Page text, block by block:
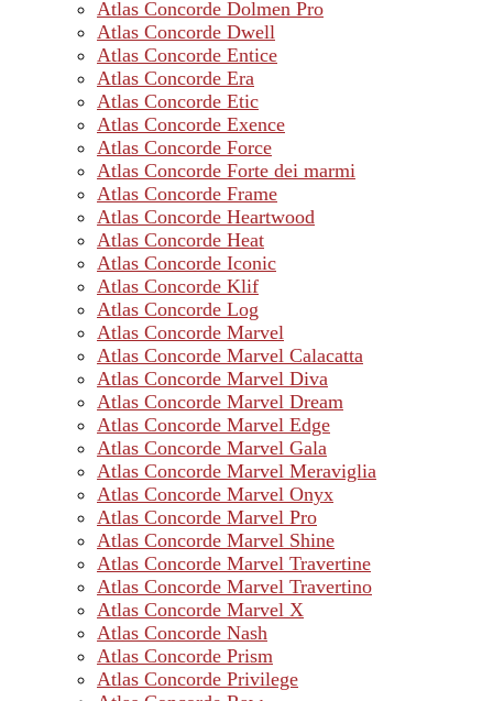
Atlas Concorde Dolmen Pro
Atlas Concorde Dwell
Atlas Concorde Entice
Atlas Concorde Era
Atlas Concorde Etic
Atlas Concorde Exence
Atlas Concorde Force
Atlas Concorde Forte dei marmi
Atlas Concorde Frame
Atlas Concorde Heartwood
Atlas Concorde Heat
Atlas Concorde Iconic
Atlas Concorde Klif
Atlas Concorde Log
Atlas Concorde Marvel
Atlas Concorde Marvel Calacatta
Atlas Concorde Marvel Diva
Atlas Concorde Marvel Dream
Atlas Concorde Marvel Edge
Atlas Concorde Marvel Gala
Atlas Concorde Marvel Meraviglia
Atlas Concorde Marvel Onyx
Atlas Concorde Marvel Pro
Atlas Concorde Marvel Shine
Atlas Concorde Marvel Travertine
Atlas Concorde Marvel Travertino
Atlas Concorde Marvel X
Atlas Concorde Nash
Atlas Concorde Prism
Atlas Concorde Privilege